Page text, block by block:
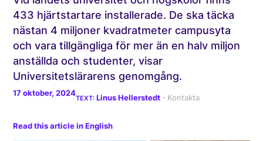
433 hjärtstartare installerade. De ska täcka
nästan 4 miljoner kvadratmeter campusyta
och vara tillgängliga för mer än en halv miljon
anställda och studenter, visar
Universitetslärarens genomgång.
17 oktober, 2024
Linus Hellerstedt
Read this article in English